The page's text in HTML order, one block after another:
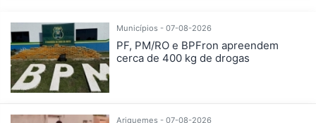
Municípios - 07-08-2026
PF, PM/RO e BPFron apreendem
cerca de 400 kg de drogas
Ariquemes - 07-08-2026